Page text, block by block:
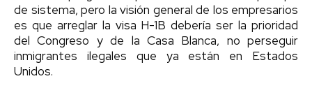
de sistema, pero la visión general de los empresarios
es que arreglar la visa H-1B debería ser la prioridad
del Congreso y de la Casa Blanca, no perseguir
inmigrantes ilegales que ya están en Estados
Unidos.